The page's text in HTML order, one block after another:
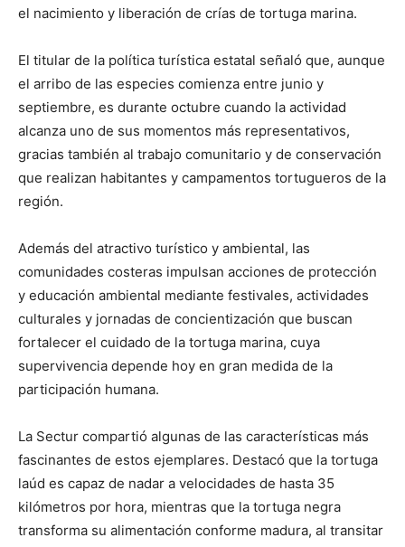
el nacimiento y liberación de crías de tortuga marina.
El titular de la política turística estatal señaló que, aunque
el arribo de las especies comienza entre junio y
septiembre, es durante octubre cuando la actividad
alcanza uno de sus momentos más representativos,
gracias también al trabajo comunitario y de conservación
que realizan habitantes y campamentos tortugueros de la
región.
Además del atractivo turístico y ambiental, las
comunidades costeras impulsan acciones de protección
y educación ambiental mediante festivales, actividades
culturales y jornadas de concientización que buscan
fortalecer el cuidado de la tortuga marina, cuya
supervivencia depende hoy en gran medida de la
participación humana.
La Sectur compartió algunas de las características más
fascinantes de estos ejemplares. Destacó que la tortuga
laúd es capaz de nadar a velocidades de hasta 35
kilómetros por hora, mientras que la tortuga negra
transforma su alimentación conforme madura, al transitar